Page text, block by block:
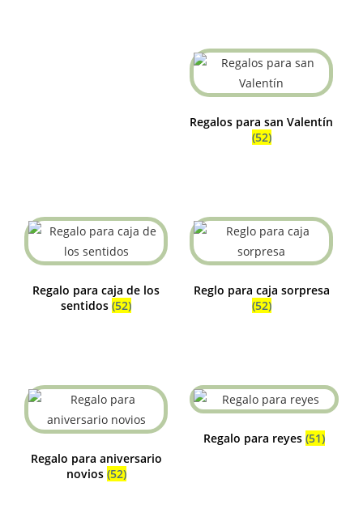
Regalos para san Valentín
(52)
Regalo para caja de los
sentidos (52)
Reglo para caja sorpresa
(52)
Regalo para aniversario
novios (52)
Regalo para reyes (51)